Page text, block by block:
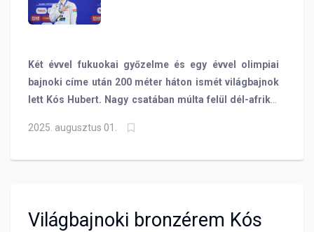
Két évvel fukuokai győzelme és egy évvel olimpiai
bajnoki címe után 200 méter háton ismét világbajnok
lett Kós Hubert. Nagy csatában múlta felül dél-afrikai
2025. augusztus 01.
Világbajnoki bronzérem Kós